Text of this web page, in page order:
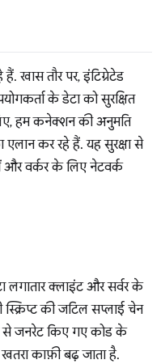
खास तौर पर, इंटिग्रेटेड
के डेटा को सुरक्षित
हम कनेक्शन की अनुमति
एलान कर रहे हैं. यह सुरक्षा से
और वर्कर के लिए नेटवर्क
लगातार क्लाइंट और सर्वर के
स्क्रिप्ट की जटिल सप्लाई चेन
से जनरेट किए गए कोड के
काफ़ी बढ़ जाता है.